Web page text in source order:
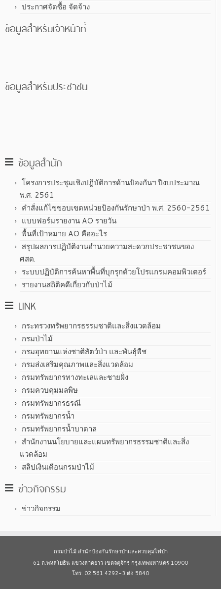
ประกาศจัดซื้อ จัดจ้าง
ข้อมูลสำหรับเจ้าหน้าที่
ข้อมูลสำหรับประชาชน
ข้อมูลสำนัก
โครงการประชุมเชิงปฎิบัติการด้านป้องกันฯ ปีงบประมาณ
พ.ศ. 2561
คำสั่งแก้ไขขอบเขตหน่วยป้องกันรักษาป่า พ.ศ. 2560-2561
แบบฟอร์มรายงาน AO รายวัน
พื้นที่เป้าหมาย AO คืออะไร
สรุปผลการปฏิบัติงานอำนวยความสะดวกประชาชนของ
ศสต.
ระบบปฏิบัติการค้นหาพื้นที่บุกรุกด้วยโปรแกรมคอมพิวเตอร์
รายงานสถิติคดีเกี่ยวกับป่าไม้
LINK
กระทรวงทรัพยากรธรรมชาติและสิ่งแวดล้อม
กรมป่าไม้
กรมอุทยานแห่งชาติสัตว์ป่า และพันธ์ุพืช
กรมส่งเสริมคุณภาพและสิ่งแวดล้อม
กรมทรัพยากรทางทะเลและชายฝั่ง
กรมควบคุมมลพิษ
กรมทรัพยากรธรณี
กรมทรัพยากรน้ำ
กรมทรัพยากรน้ำบาดาล
สำนักงานนโยบายและแผนทรัพยากรธรรมชาติและสิ่ง
แวดล้อม
สลิปเงินเดือนกรมป่าไม้
ข่าวกิจกรรม
ข่าวกิจกรรม
กรมป่าไม้ สำนักป้องกันรักษาป่าและควบคุมไฟป่า
61 ถ.พหลโยธิน แขวงลาดยาว เขตจตุจักร กรุงเทพมหานคร 10900
โทร. 02 561 4292-3 ต่อ 5840